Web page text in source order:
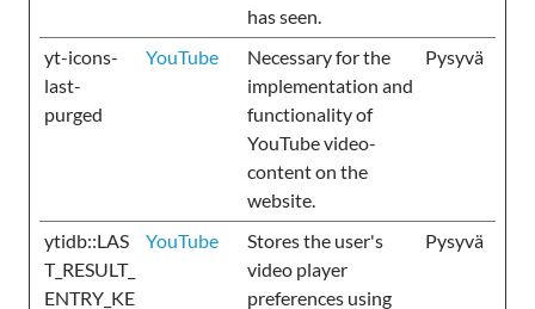
has seen.
yt-icons-
last-
purged
YouTube
Necessary for the
implementation and
functionality of
YouTube video-
content on the
website.
Pysyvä
ytidb::LAS
T_RESULT_
ENTRY_KE
YouTube
Stores the user's
video player
preferences using
Pysyvä